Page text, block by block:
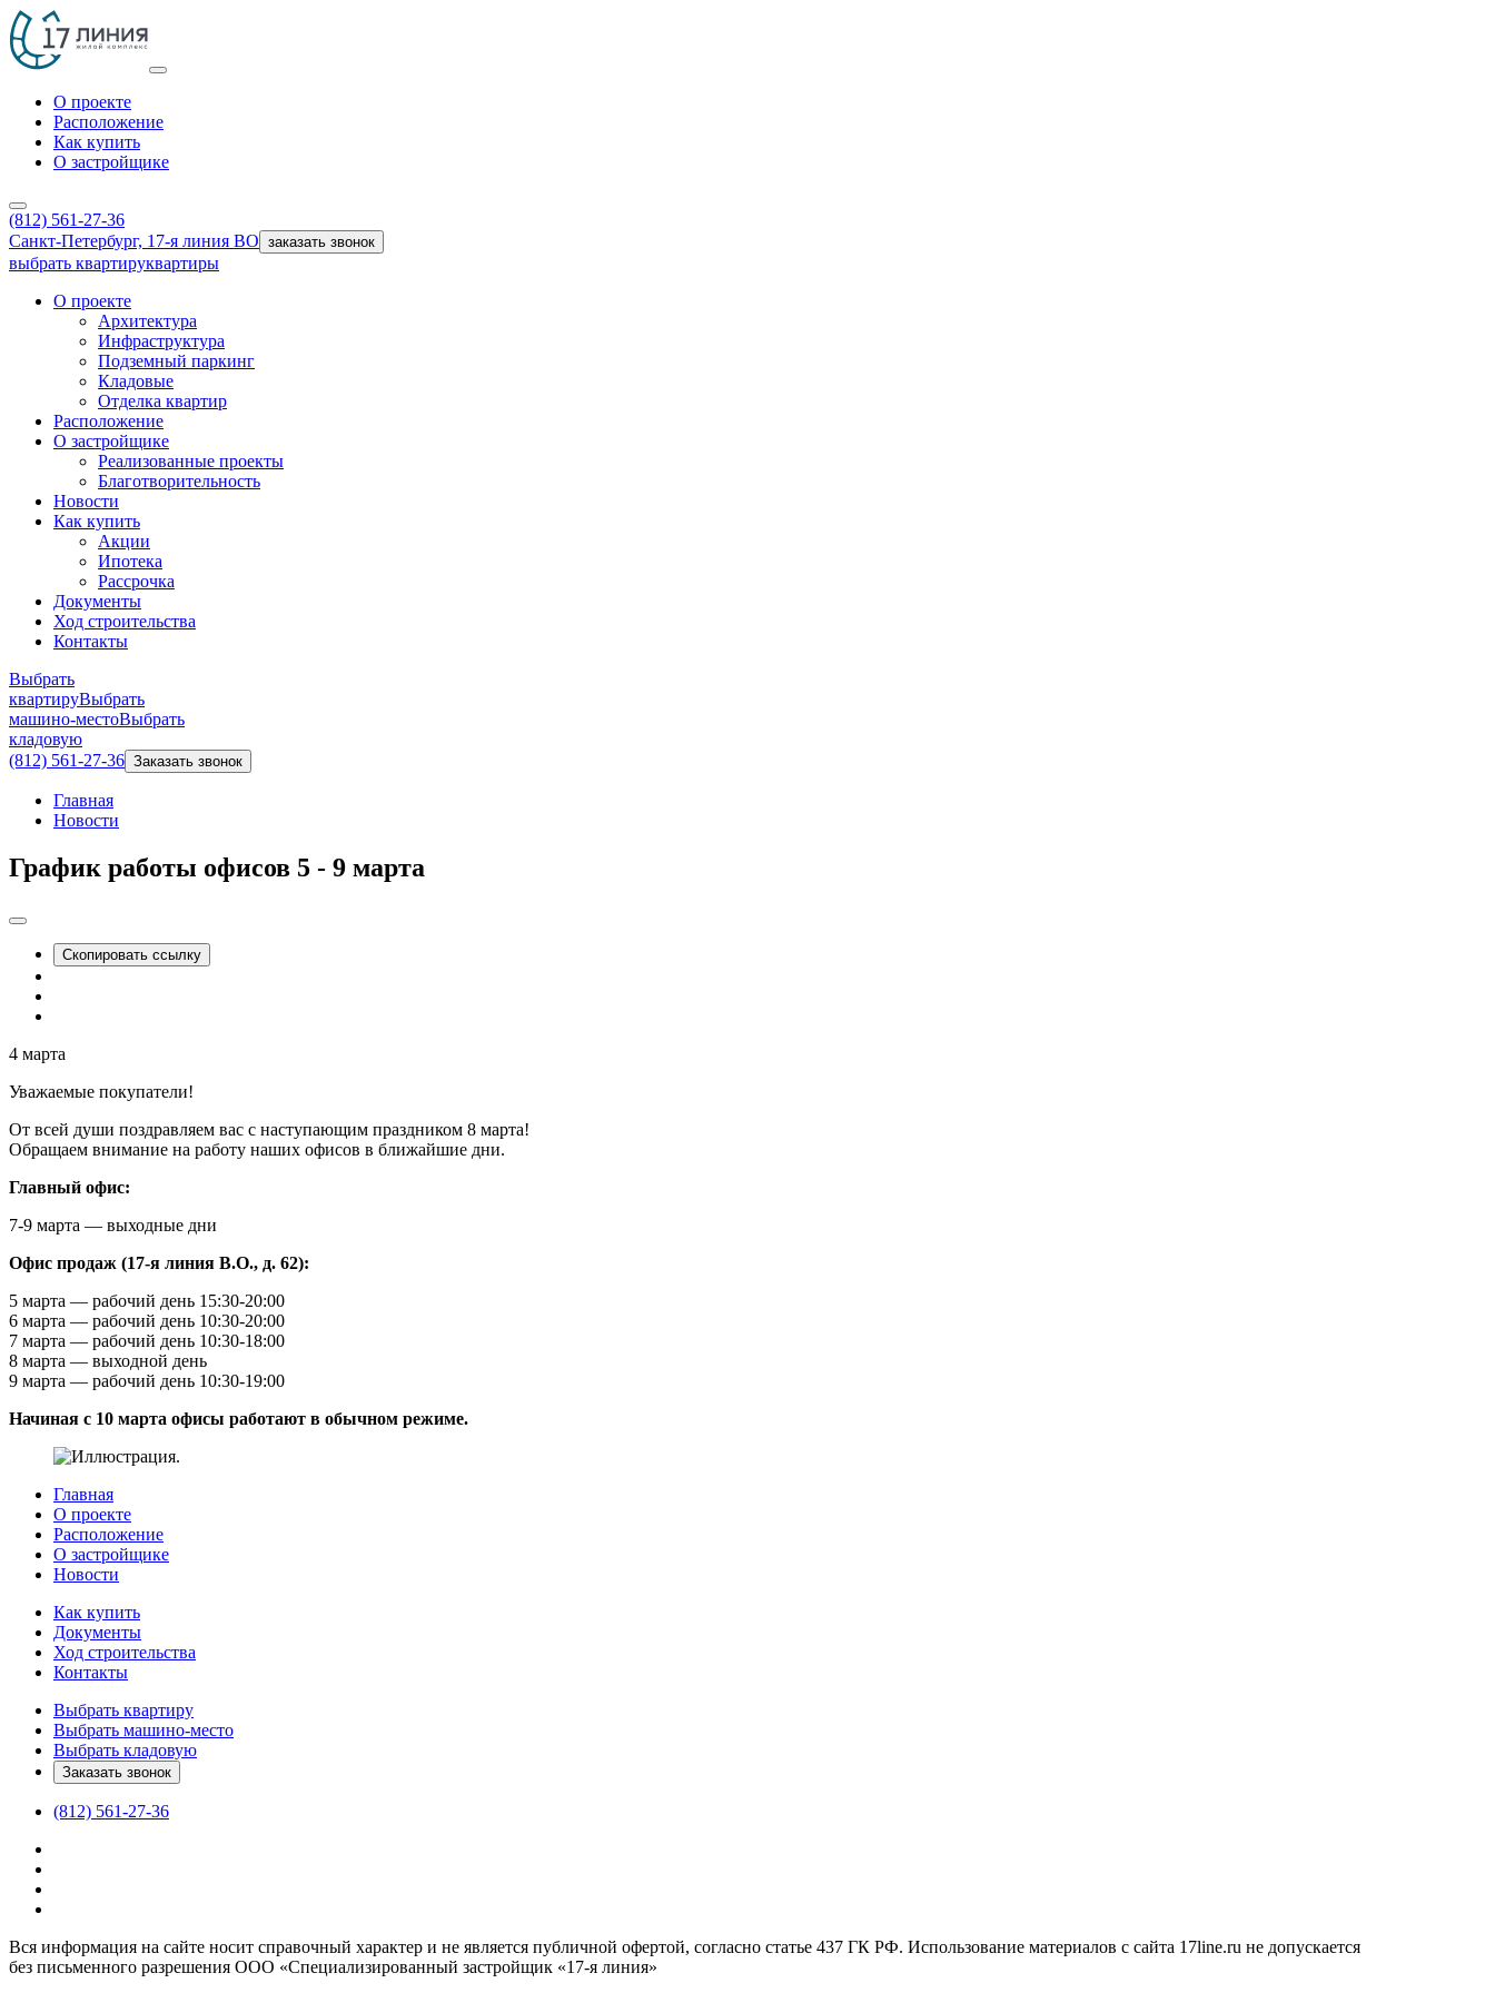
О проекте
Расположение
Как купить
О застройщике
(812) 561-27-36
Санкт-Петербург, 17-я линия ВО заказать звонок
выбрать квартируквартиры
О проекте
Архитектура
Инфраструктура
Подземный паркинг
Кладовые
Отделка квартир
Расположение
О застройщике
Реализованные проекты
Благотворительность
Новости
Как купить
Акции
Ипотека
Рассрочка
Документы
Ход строительства
Контакты
Выбрать
квартируВыбрать
машино-местоВыбрать
кладовую
(812) 561-27-36 Заказать звонок
Главная
Новости
График работы офисов 5 - 9 марта
Скопировать ссылку
4 марта
Уважаемые покупатели!
От всей души поздравляем вас с наступающим праздником 8 марта!
Обращаем внимание на работу наших офисов в ближайшие дни.
Главный офис:
7-9 марта — выходные дни
Офис продаж (17-я линия В.О., д. 62):
5 марта — рабочий день 15:30-20:00
6 марта — рабочий день 10:30-20:00
7 марта — рабочий день 10:30-18:00
8 марта — выходной день
9 марта — рабочий день 10:30-19:00
Начиная с 10 марта офисы работают в обычном режиме.
Главная
О проекте
Расположение
О застройщике
Новости
Как купить
Документы
Ход строительства
Контакты
Выбрать квартиру
Выбрать машино-место
Выбрать кладовую
Заказать звонок
(812) 561-27-36
Вся информация на сайте носит справочный характер и не является публичной офертой, согласно статье 437 ГК РФ. Использование материалов с сайта 17line.ru не допускается
без письменного разрешения ООО «Специализированный застройщик «17-я линия»